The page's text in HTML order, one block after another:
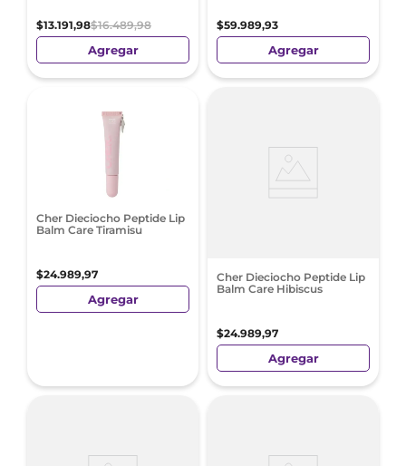
$13.191,98$16.489,98
Agregar
$59.989,93
Agregar
Cher Dieciocho Peptide Lip
Balm Care Tiramisu
$24.989,97
Agregar
Cher Dieciocho Peptide Lip
Balm Care Hibiscus
$24.989,97
Agregar